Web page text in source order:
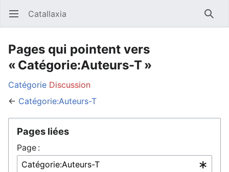
Ouvrir le menu principal Catallaxia
Pages qui pointent vers
« Catégorie:Auteurs-T »
Catégorie Discussion
← Catégorie:Auteurs-T
Pages liées
Page :